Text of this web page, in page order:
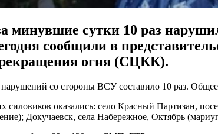
минувшие сутки 10 раз
сообщили в
огня (СЦКК).
нарушений со стороны ВСУ составило 10 раз.
силовиков оказались: село Красный Партизан,
Докучаевск, села Набережное, Октябрь